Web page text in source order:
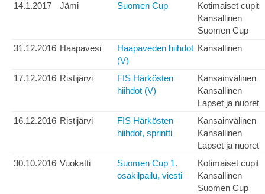
14.1.2017
Jämi Suomen Cup
Kotimaiset cupit
Kansallinen
Suomen Cup
31.12.2016 Haapavesi
Haapaveden hiihdot
(V)
Kansallinen
17.12.2016 Ristijärvi
FIS Härkösten
hiihdot (V)
Kansainvälinen
Kansallinen
Lapset ja nuoret
16.12.2016 Ristijärvi
FIS Härkösten
hiihdot, sprintti
Kansainvälinen
Kansallinen
Lapset ja nuoret
30.10.2016 Vuokatti
Suomen Cup 1.
osakilpailu, viesti
Kotimaiset cupit
Kansallinen
Suomen Cup